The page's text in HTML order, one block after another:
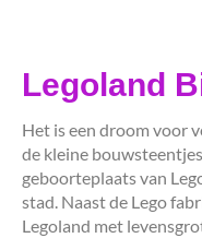
Legoland
Het is een droom voor
de kleine
geboorteplaats van
stad. Naast de Lego
Legoland met